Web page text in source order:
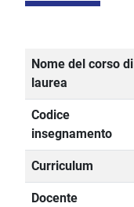
Nome del corso di
laurea
Codice
insegnamento
Curriculum
Docente